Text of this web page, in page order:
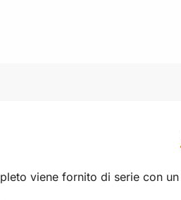
viene fornito di serie con un